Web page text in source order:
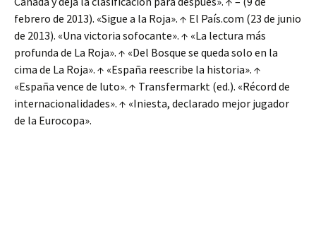
febrero de 2013). «Sigue a la Roja». ↑ El País.com (23 de junio
de 2013). «Una victoria sofocante». ↑ «La lectura más
profunda de La Roja». ↑ «Del Bosque se queda solo en la
cima de La Roja». ↑ «España reescribe la historia». ↑
«España vence de luto». ↑ Transfermarkt (ed.). «Récord de
internacionalidades». ↑ «Iniesta, declarado mejor jugador
de la Eurocopa».